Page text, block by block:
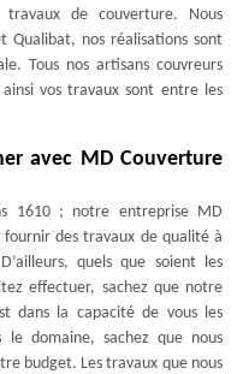
travaux de couverture. Nous
Qualibat, nos réalisations sont
Tous nos artisans couvreurs
vos travaux sont entre les
avec MD Couverture
1610 ; notre entreprise MD
des travaux de qualité à
quels que soient les
effectuer, sachez que notre
dans la capacité de vous les
le domaine, sachez que nous
budget. Les travaux que nous